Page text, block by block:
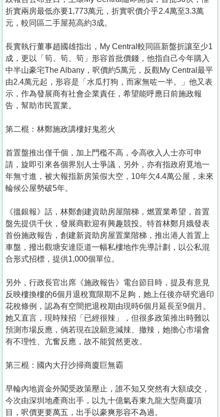
我
們
折實兩房最低亦要1,773萬元，折實呎價介乎2.4萬至3.3萬
元，較同區二手屋苑高約3成。
長實執行董事趙國雄指出，My Central較同區新盤折讓至少1
成，更以「筍、筍、筍」形容首批價錢，他指自己今年購入
中半山豪宅The Albany，呎價約5萬元，反觀My Central最平
由2.4萬元起，形容是「水瓜打狗，而家無咗一半。」他又表
示，作為發展商有社會企業責任，希望能呼應日前施政報
告，幫助市民置業。
第二棍：林鄭施政講樓好鬼惹火
首置盤推出僅千個，加上門檻不高，令高收入人士亦可申
請，旋即引來各個界別人士爭議，另外，亦有指政府覓地一
年無寸進，被大報指新房策假大空，10年欠4.4萬公屋，未來
輪候公屋勢破5年。
《搵銀報》話，林鄭創建資助房屋階梯，燃置業希望，首置
盤先提供千伙，發展商歡迎有興趣競投。特首林鄭月娥發表
首份施政報告，創建新資助房屋置業階梯，推出港人首置上
車盤，撥出觀塘安達臣道一幅私樓地作先導計劃，以公私混
合形式招標，提供1,000個單位。
另外，行政長官出席《施政報告》電台節目時，提及有意見
反映樓換樓的6個月退稅寬限期不足夠，她上任後亦研究過印
花稅條例，認為有空間把退稅期由現時6個月延長至9個月。
她又直言，現時辣招「已經很辣」，但很多政策推出時難以
預測市場反應，倘若現在說願意減辣、撤辣，她擔心市場會
有不理性、亢奮反應，故不能貿然更改。
第三棍：國內大孖沙掃商廈巨無霸
早輪內地資金外闖受政策壓止，誰不知又突然有大額成交，
今次由深圳地產商出手，以九十億氣吞東九龍大型商廈項
目，呎價更要萬五，出手以豪爽形容不為過。